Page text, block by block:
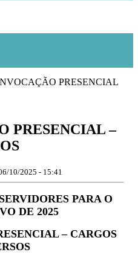
PRESENCIAL –
10/2025 - 15:41
PARA O
DE 2025
– CARGOS